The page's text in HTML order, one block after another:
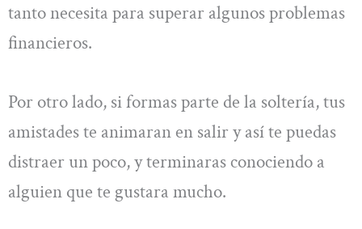
tanto necesita para superar algunos problemas
financieros.
Por otro lado, si formas parte de la soltería, tus
amistades te animaran en salir y así te puedas
distraer un poco, y terminaras conociendo a
alguien que te gustara mucho.